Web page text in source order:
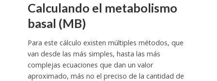
Calculando el metabolismo
basal (MB)
Para este cálculo existen múltiples métodos, que
van desde las más simples, hasta las más
complejas ecuaciones que dan un valor
aproximado, más no el preciso de la cantidad de